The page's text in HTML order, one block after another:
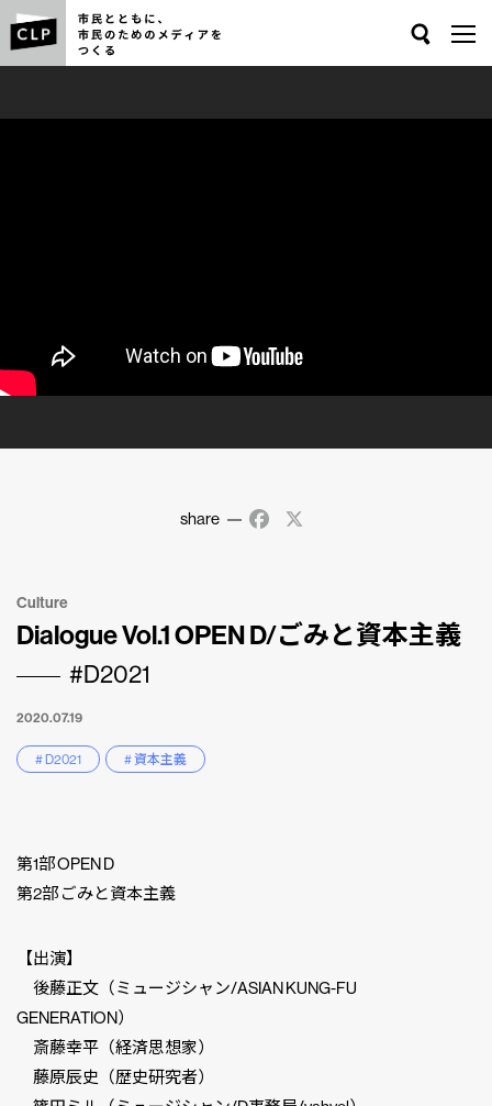
share Facebook
Culture
Dialogue Vol.1 OPEN D/ごみと資本主義
#D2021
2020.07.19
# D2021 # 資本主義
第1部 OPEN D
第2部 ごみと資本主義
【出演】
後藤正文（ミュージシャン/ASIAN KUNG-FU
GENERATION）
斎藤幸平（経済思想家）
藤原辰史（歴史研究者）